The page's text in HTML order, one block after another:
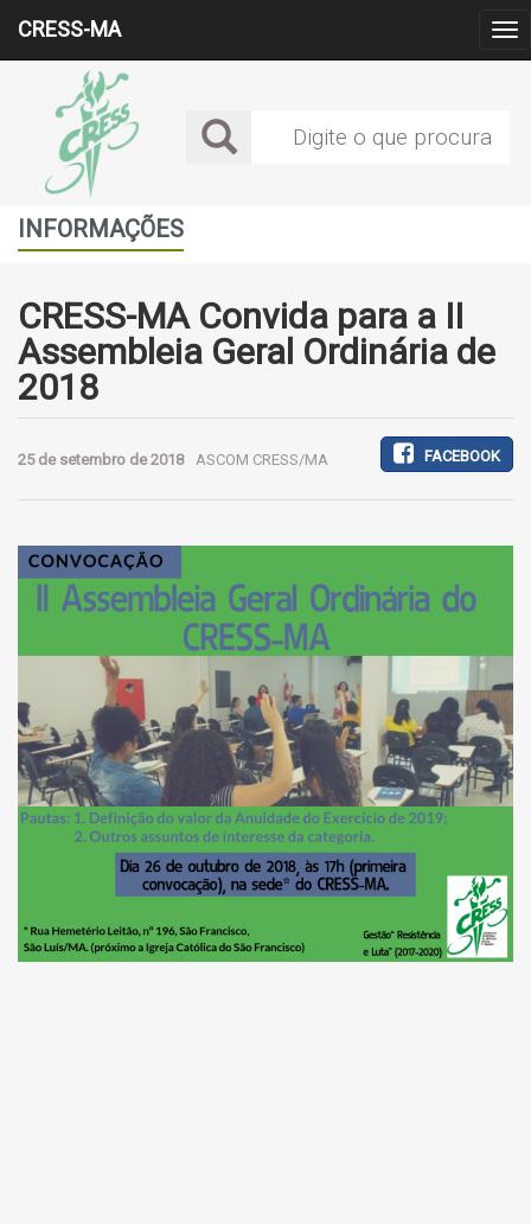
CRESS-MA
INFORMAÇÕES
CRESS-MA Convida para a II
Assembleia Geral Ordinária de
2018
25 de setembro de 2018 ASCOM CRESS/MA FACEBOOK